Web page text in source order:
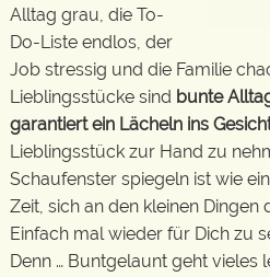
Alltag grau, die To-
Do-Liste endlos, der
Job stressig und die Familie
Lieblingsstücke sind bunte
garantiert ein Lächeln ins
Lieblingsstück zur Hand zu
Schaufenster spiegeln ist wie
Zeit, sich an den kleinen Dingen
Einfach mal wieder für Dich zu
Denn … Buntgelaunt geht vieles